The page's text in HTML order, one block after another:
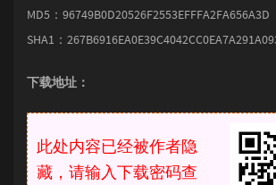
MD5：96749B0D20526F2553EFFFA2FA656A3D
SHA1：
下载地址：
此处内容已经被作者隐
藏，请输入下载密码查